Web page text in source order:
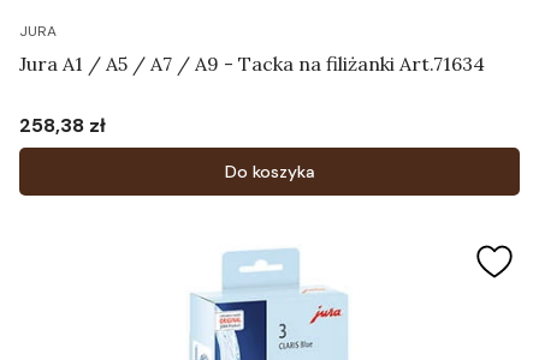
JURA
Jura A1 / A5 / A7 / A9 - Tacka na filiżanki Art.71634
Cena
258,38 zł
Do koszyka